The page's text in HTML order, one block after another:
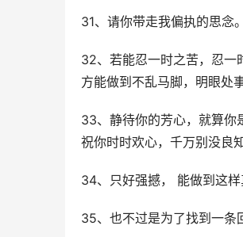
31、请你带走我偏执的思念。
32、若能忍一时之苦，忍一
方能做到不乱马脚，明眼处
33、静待你的芳心，就算你
祝你时时欢心，千万别没良知
34、只好强撼， 能做到这
35、也不过是为了找到一条